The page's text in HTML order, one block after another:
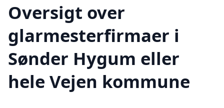
Oversigt over
glarmesterfirmaer i
Sønder Hygum eller
hele Vejen kommune